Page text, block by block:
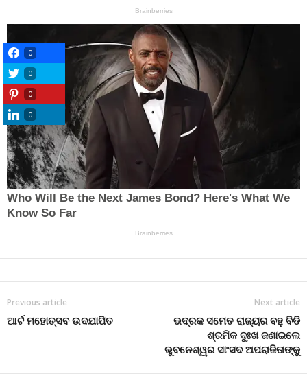
Previous article
ଆର୍ଟ ମହୋତ୍ସବ ଉଦଯାପିତ
Next article
ଭଦ୍ରକ ସମେତ ରାଜ୍ୟର ବହୁ ବିଡି
ଶ୍ରମିକ ଦୁଃଖ ଜଣାଇଲେ
ଭୁବନେଶ୍ୱର ସାଂସଦ ଅପରାଜିତାଙ୍କୁ
0
0
0
0